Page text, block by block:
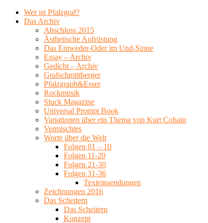
Wer ist Pfalzgraf?
Das Archiv
Abschluss 2015
Ästhetische Aufrüstung
Das Entweder-Oder im Und-Sinne
Essay – Archiv
Gedicht – Archiv
Grafschmittberger
Pfalzgraph&Esser
Rockmusik
Sluck Magazine
Universal Prompt Book
Variationen über ein Thema von Kurt Cobain
Vermischtes
Worte über die Welt
Folgen 01 – 10
Folgen 11-20
Folgen 21-30
Folgen 31-36
Texteinsendungen
Zeichnungen 2016
Das Scheitern
Das Scheitern
Konzept